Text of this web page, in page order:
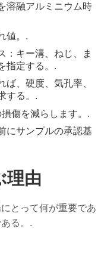
溶融アルミニウム時
値。.
：キー溝、ねじ、ま
指定する。.
、硬度、気孔率、
する。.
傷を減らします。.
にサンプルの承認基
理由
とって何が重要であ
る。.